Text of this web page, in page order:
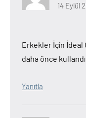
14 Eylül
Erkekler İçin İdeal
daha önce
Yanıtla